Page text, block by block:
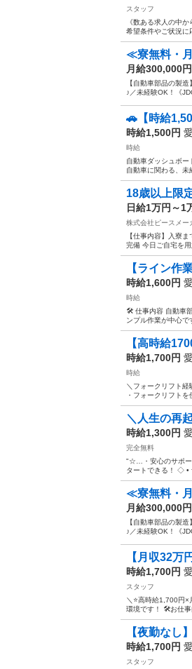
スタッフ
《数ある求人の中
希望条件やご状況に
≪寮無料・
月給300,000円
【自動車部品の製
♪／未経験OK！《
🚗【時給
時給1,500円
時給
自動車ダッシュボ
自動車に関わる、未
18歳以上限
日給1万円～1
株式会社ピースメー
【仕事内容】入寮
完備 今日ご自宅を
【ライン作
時給1,600円
時給
🛠 仕事内容 自動車
ンプル作業が中心
【高時給
時給1,700円
時給
＼フォークリフト経
・フォークリフト
＼人生の再
時給1,300円
完全無料
"☆…・安心のサポー
タートできる！ ◇ •
≪寮無料・
月給300,000円
【自動車部品の製
♪／未経験OK！《
【月収32万
時給1,700円
スタッフ
＼⭐高時給1,700円
環境です！ 🛠お仕事
【夜勤なし
時給1,700円
スタッフ